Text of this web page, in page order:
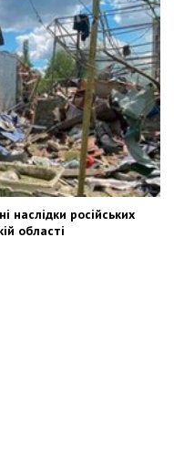
наслідки російських
області